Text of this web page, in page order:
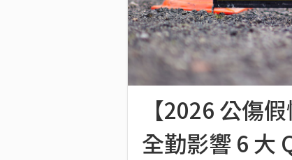
【2026 公傷
全勤影響 6 大